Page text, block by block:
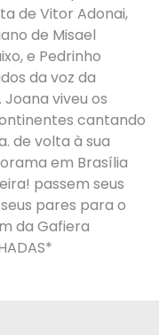
de Vitor Adonai,
de Misael
e Pedrinho
da voz da
viveu os
cantando
de volta à sua
em Brasília
passem seus
pares para o
da Gafiera